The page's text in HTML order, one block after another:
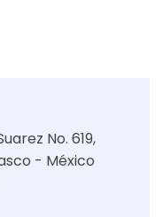
No. 619,
- México